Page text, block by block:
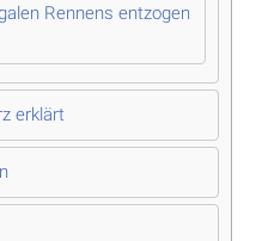
Rennens entzogen
erklärt